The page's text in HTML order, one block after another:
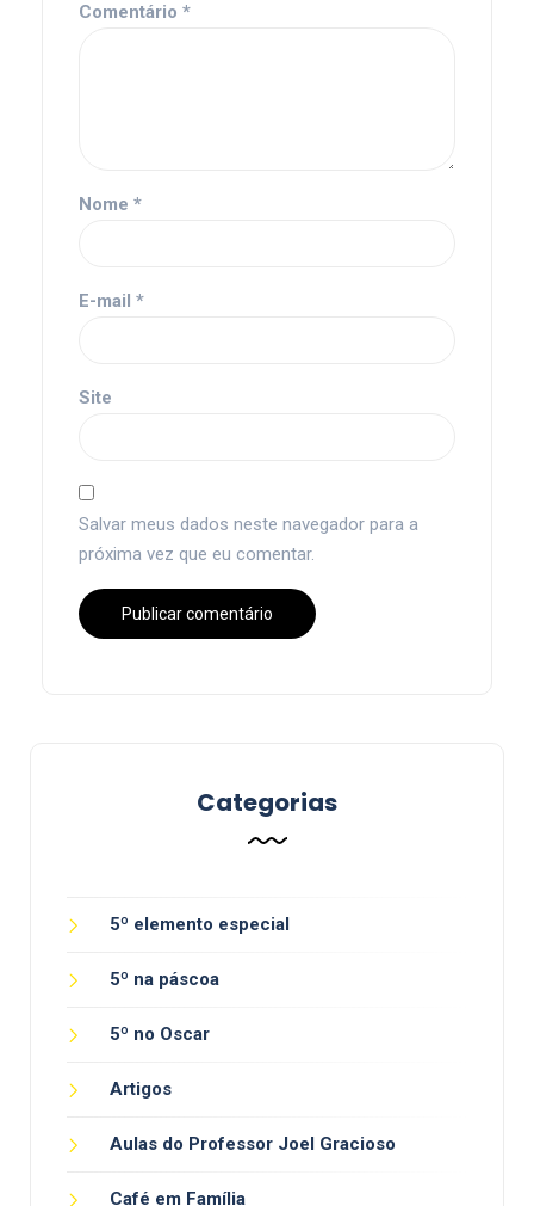
Comentário *
Nome *
E-mail *
Site
Salvar meus dados neste navegador para a
próxima vez que eu comentar.
Categorias
5º elemento especial
5º na páscoa
5º no Oscar
Artigos
Aulas do Professor Joel Gracioso
Café em Família